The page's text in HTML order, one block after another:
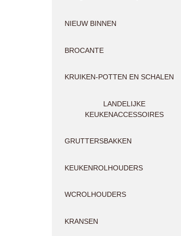
NIEUW BINNEN
BROCANTE
KRUIKEN-POTTEN EN SCHALEN
LANDELIJKE
KEUKENACCESSOIRES
GRUTTERSBAKKEN
KEUKENROLHOUDERS
WCROLHOUDERS
KRANSEN